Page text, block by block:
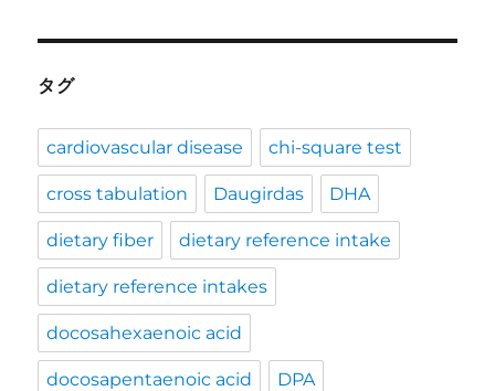
タグ
cardiovascular disease chi-square test
cross tabulation Daugirdas DHA
dietary fiber dietary reference intake
dietary reference intakes
docosahexaenoic acid
docosapentaenoic acid DPA